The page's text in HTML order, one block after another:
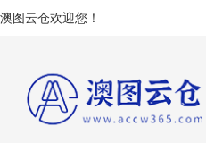
澳图云仓欢迎您！